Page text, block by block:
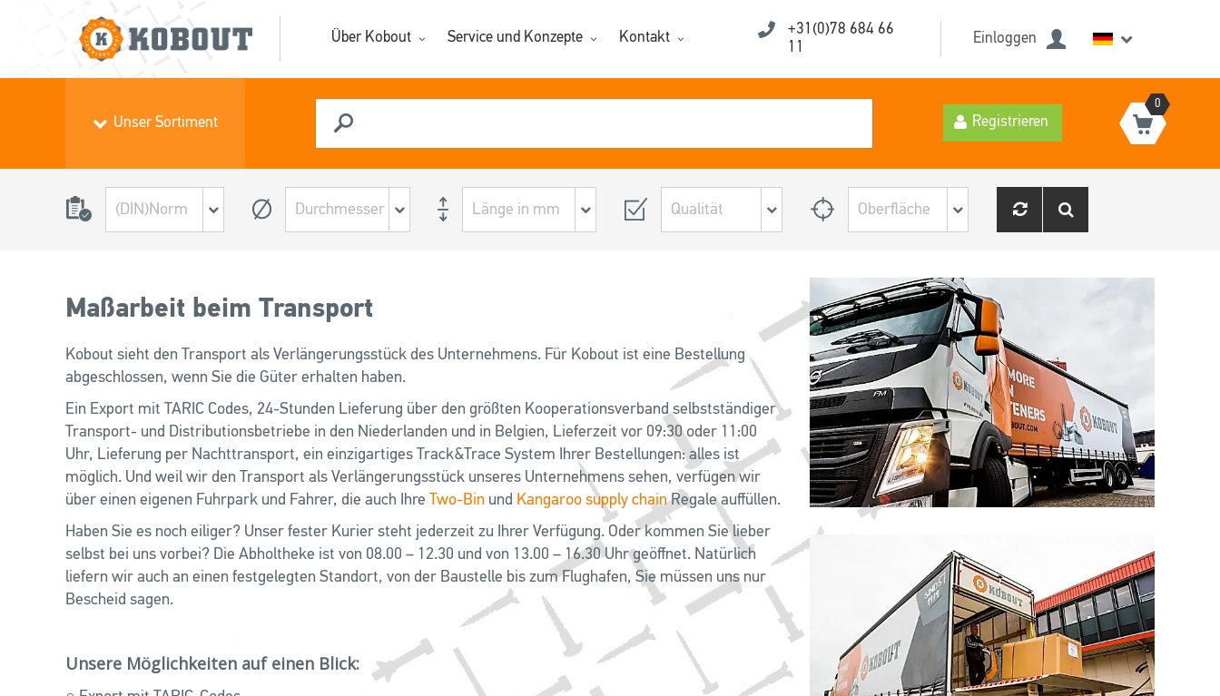
Über Kobout Service und Konzepte Kontakt
+31(0)78 684 66
11
Einloggen
Unser Sortiment Registrieren
0
Maßarbeit beim Transport
Kobout sieht den Transport als Verlängerungsstück des Unternehmens. Für Kobout ist eine Bestellung
abgeschlossen, wenn Sie die Güter erhalten haben.
Ein Export mit TARIC Codes, 24-Stunden Lieferung über den größten Kooperationsverband selbstständiger
Transport- und Distributionsbetriebe in den Niederlanden und in Belgien, Lieferzeit vor 09:30 oder 11:00
Uhr, Lieferung per Nachttransport, ein einzigartiges Track&Trace System Ihrer Bestellungen: alles ist
möglich. Und weil wir den Transport als Verlängerungsstück unseres Unternehmens sehen, verfügen wir
über einen eigenen Fuhrpark und Fahrer, die auch Ihre Two-Bin und Kangaroo supply chainRegale auffüllen.
Haben Sie es noch eiliger? Unser fester Kurier steht jederzeit zu Ihrer Verfügung. Oder kommen Sie lieber
selbst bei uns vorbei? Die Abholtheke ist von 08.00 – 12.30 und von 13.00 – 16.30 Uhr geöffnet. Natürlich
liefern wir auch an einen festgelegten Standort, von der Baustelle bis zum Flughafen, Sie müssen uns nur
Bescheid sagen.
Unsere Möglichkeiten auf einen Blick: